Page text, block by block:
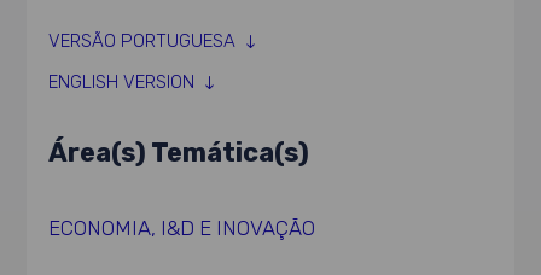
VERSÃO PORTUGUESA
ENGLISH VERSION
Área(s) Temática(s)
ECONOMIA, I&D E INOVAÇÃO